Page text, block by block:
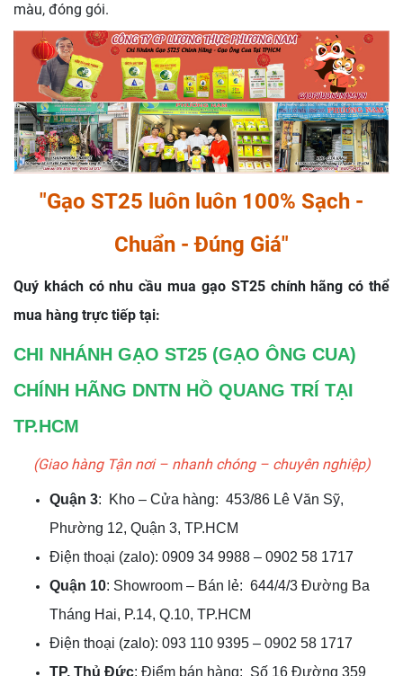
màu, đóng gói.
"Gạo ST25 luôn luôn 100% Sạch -
Chuẩn - Đúng Giá"
Quý khách có nhu cầu mua gạo ST25 chính hãng có thể
mua hàng trực tiếp tại:
CHI NHÁNH GẠO ST25 (GẠO ÔNG CUA)
CHÍNH HÃNG DNTN HỒ QUANG TRÍ TẠI
TP.HCM
(Giao hàng Tận nơi – nhanh chóng – chuyên nghiệp)
Quận 3: Kho – Cửa hàng: 453/86 Lê Văn Sỹ,
Phường 12, Quận 3, TP.HCM
Điện thoại (zalo): 0909 34 9988 – 0902 58 1717
Quận 10: Showroom – Bán lẻ: 644/4/3 Đường Ba
Tháng Hai, P.14, Q.10, TP.HCM
Điện thoại (zalo): 093 110 9395 – 0902 58 1717
TP. Thủ Đức: Điểm bán hàng: Số 16 Đường 359